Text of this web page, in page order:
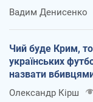
Вадим Денисенко
Чий буде Крим,
українських
назвати
Олександр Кірш